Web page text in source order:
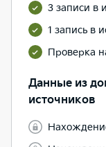
3 записи в
1 запись в
Проверка
Данные из
источников